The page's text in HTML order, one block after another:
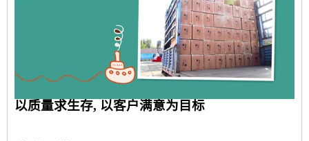
以质量求生存, 以客户满意为目标